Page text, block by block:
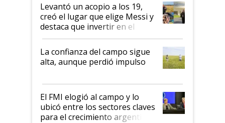
Levantó un acopio a los 19,
creó el lugar que elige Messi y
destaca que invertir en el
kirchnerismo era como "darle
plata a un hijo para droga":
Juan Félix Rossetti, el libertario
que de una dura crisis salió
de Milei
La confianza del campo sigue
alta, aunque perdió impulso
El FMI elogió al campo y lo
ubicó entre los sectores claves
para el crecimiento argentino